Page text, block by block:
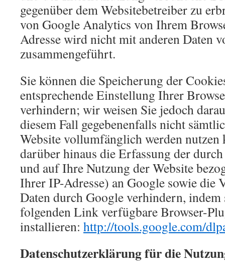
gegenüber dem Websitebetreiber zu
von Google Analytics von Ihrem
Adresse wird nicht mit anderen Daten
zusammengeführt.
Sie können die Speicherung der
entsprechende Einstellung Ihrer
verhindern; wir weisen Sie jedoch
diesem Fall gegebenenfalls nicht
Website vollumfänglich werden nutzen
darüber hinaus die Erfassung der
und auf Ihre Nutzung der Website
Ihrer IP-Adresse) an Google sowie die
Daten durch Google verhindern, indem
folgenden Link verfügbare Browser-
installieren: http://tools.google.com/
Datenschutzerklärung für die